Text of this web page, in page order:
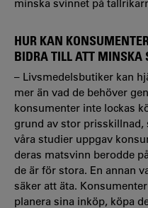
minska svinnet på
HUR KAN
BIDRA TILL ATT MINSKA
– Livsmedelsbutiker kan
mer än vad de behöver
konsumenter inte lockas
grund av stor prisskillnad,
våra studier uppgav
deras matsvinn berodde
de är för stora. En annan
säker att äta.
planera sina inköp, köpa